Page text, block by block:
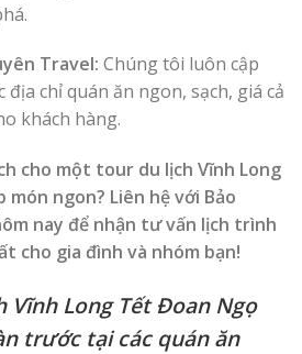
Travel: Chúng tôi luôn cập
địa chỉ quán ăn ngon, sạch, giá cả
khách hàng.
cho một tour du lịch Vĩnh Long
ngon? Liên hệ với Bảo
nay để nhận tư vấn lịch trình
cho gia đình và nhóm bạn!
Vĩnh Long Tết Đoan Ngọ
trước tại các quán ăn